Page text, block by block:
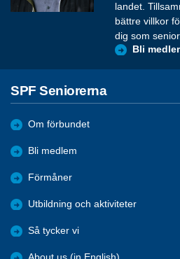
landet.
bättre villkor
dig som senior.
Bli
SPF Seniorerna
Om förbundet
Bli medlem
Förmåner
Utbildning och aktiviteter
Så tycker vi